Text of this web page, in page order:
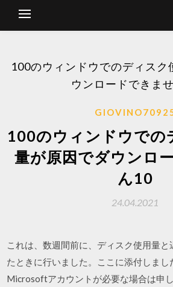
100のウィンドウでのディスク
ウンロードできま
100のウィンドウでの
量が原因でダウンロ
ん10
24.04.2021
これは、数週間前に、ディスク使用量と
たときに行いました。ここに添付しまし
Microsoftアカウントが必要な場合は申